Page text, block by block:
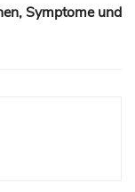
Symptome und